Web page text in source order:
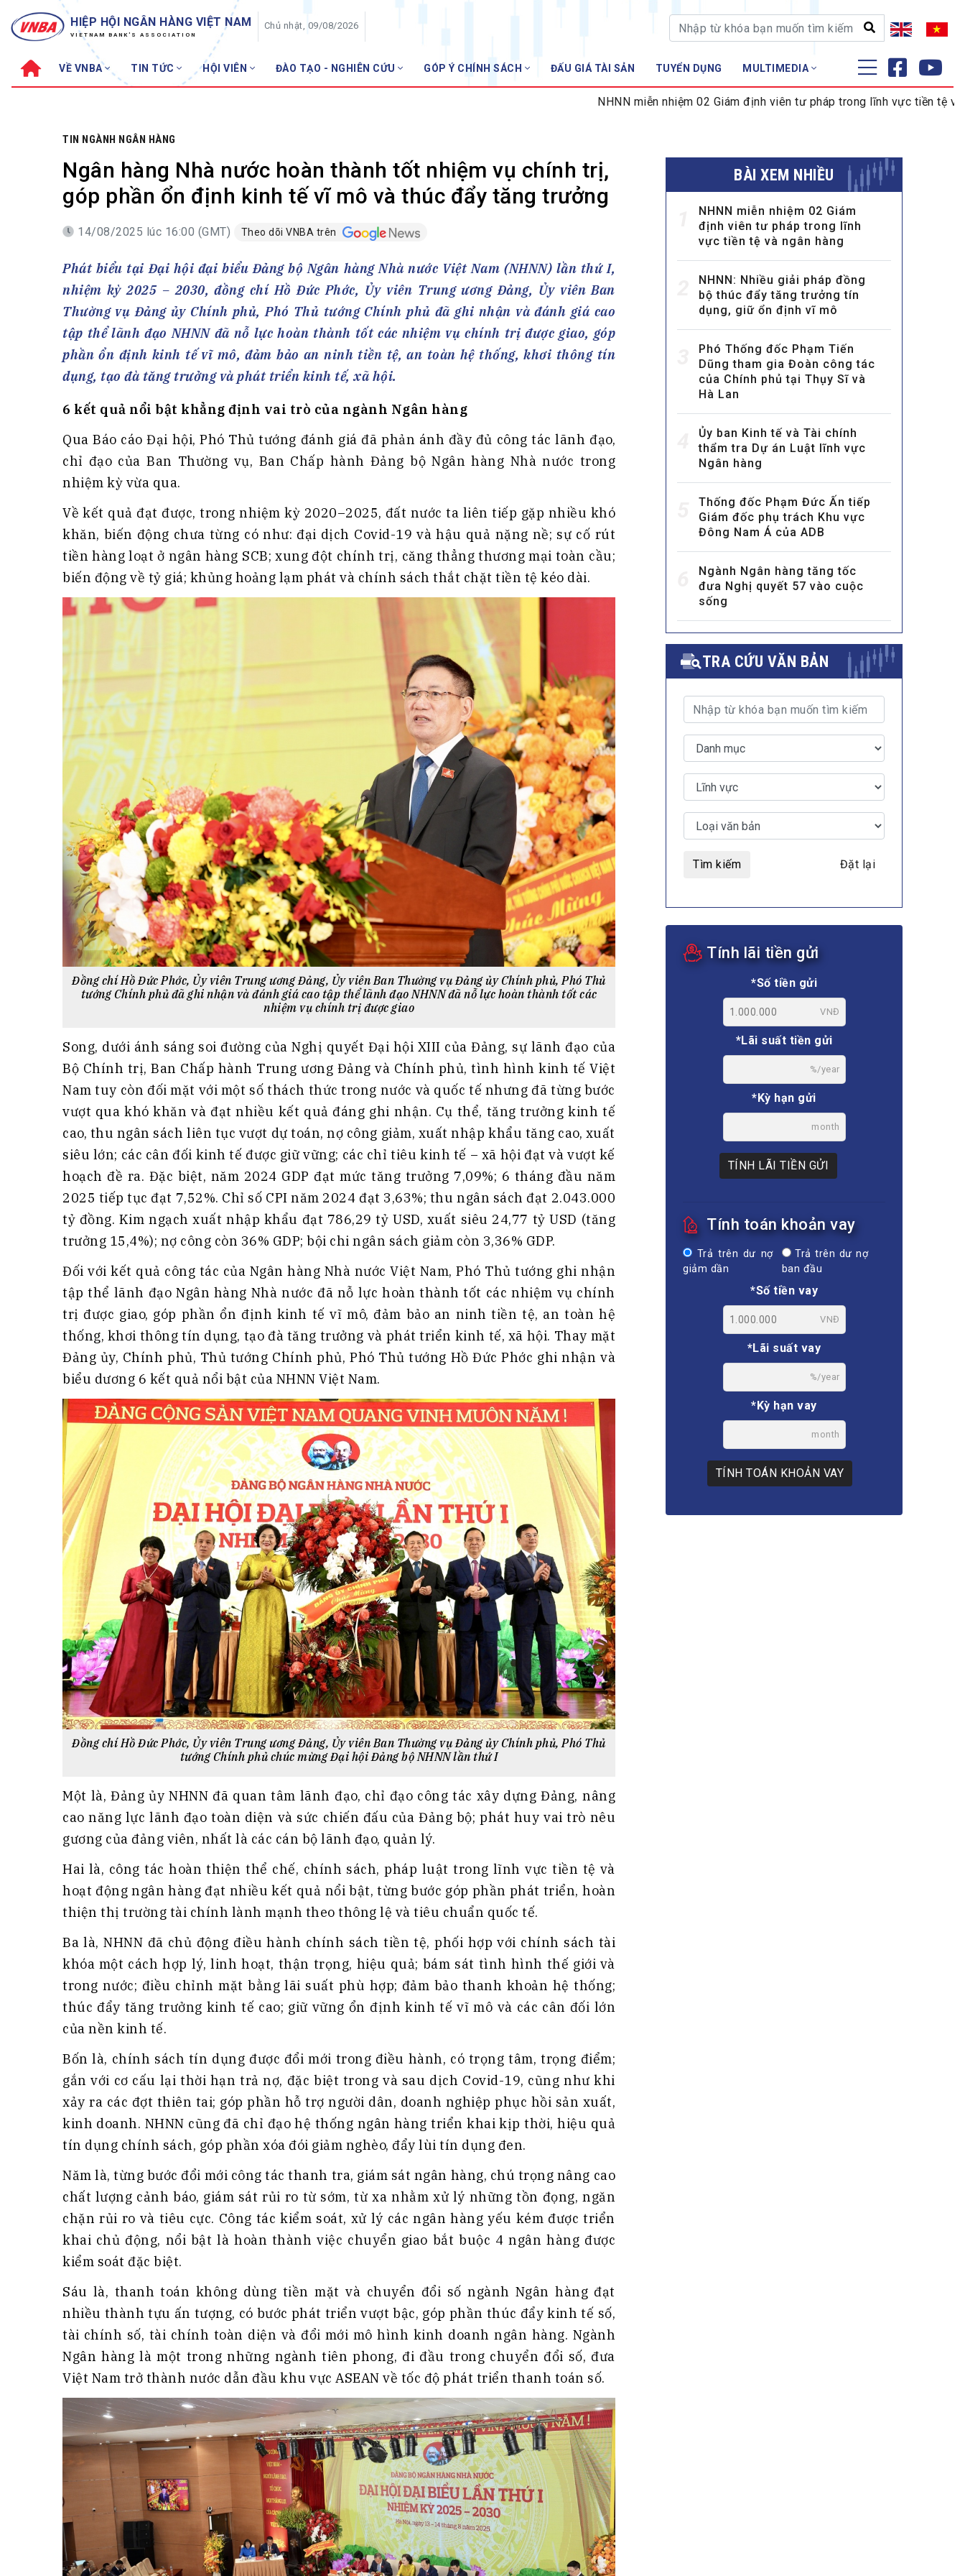
HIỆP HỘI NGÂN HÀNG VIỆT NAM
VIETNAM BANK'S ASSOCIATION
Chủ nhật, 09/08/2026
VỀ VNBA TIN TỨC HỘI VIÊN ĐÀO TẠO - NGHIÊN CỨU GÓP Ý CHÍNH SÁCH ĐẤU GIÁ TÀI SẢN TUYỂN DỤNG MULTIMEDIA
Sơ đồ tổ chức
Hội đồng Hiệp hội
Thường trực Hiệp hội
Cơ quan Thường trực
VNBA các thời kỳ
Thành tích – Giải thưởng
Bộ Chuẩn mực Đạo đức nghề nghiệp
30 năm VNBA
Bản tin Tuần VNBA
Tin ngành ngân hàng
Đào tạo
Fintech
Tài chính Tiêu dùng
Thanh toán –Thẻ
Cơ hội việc làm
GÓP Ý CHÍNH SÁCH
Tra cứu văn bản
ĐẤU GIÁ TÀI SẢN TUYỂN DỤNG
MULTIMEDIA
Video
E-magazines
Photos
NHNN miễn nhiệm 02 Giám định viên tư pháp trong lĩnh vực tiền tệ và ngân hàng
TIN NGÀNH NGÂN HÀNG
Ngân hàng Nhà nước hoàn thành tốt nhiệm vụ chính trị,
góp phần ổn định kinh tế vĩ mô và thúc đẩy tăng trưởng
14/08/2025 lúc 16:00 (GMT) Theo dõi VNBA trên
Phát biểu tại Đại hội đại biểu Đảng bộ Ngân hàng Nhà nước Việt Nam (NHNN) lần thứ I,
nhiệm kỳ 2025 – 2030, đồng chí Hồ Đức Phớc, Ủy viên Trung ương Đảng, Ủy viên Ban
Thường vụ Đảng ủy Chính phủ, Phó Thủ tướng Chính phủ đã ghi nhận và đánh giá cao
tập thể lãnh đạo NHNN đã nỗ lực hoàn thành tốt các nhiệm vụ chính trị được giao, góp
phần ổn định kinh tế vĩ mô, đảm bảo an ninh tiền tệ, an toàn hệ thống, khơi thông tín
dụng, tạo đà tăng trưởng và phát triển kinh tế, xã hội.
6 kết quả nổi bật khẳng định vai trò của ngành Ngân hàng
Qua Báo cáo Đại hội, Phó Thủ tướng đánh giá đã phản ánh đầy đủ công tác lãnh đạo,
chỉ đạo của Ban Thường vụ, Ban Chấp hành Đảng bộ Ngân hàng Nhà nước trong
nhiệm kỳ vừa qua.
Về kết quả đạt được, trong nhiệm kỳ 2020–2025, đất nước ta liên tiếp gặp nhiều khó
khăn, biến động chưa từng có như: đại dịch Covid-19 và hậu quả nặng nề; sự cố rút
tiền hàng loạt ở ngân hàng SCB; xung đột chính trị, căng thẳng thương mại toàn cầu;
biến động về tỷ giá; khủng hoảng lạm phát và chính sách thắt chặt tiền tệ kéo dài.
Đồng chí Hồ Đức Phớc, Ủy viên Trung ương Đảng, Ủy viên Ban Thường vụ Đảng ủy Chính phủ, Phó Thủ
tướng Chính phủ đã ghi nhận và đánh giá cao tập thể lãnh đạo NHNN đã nỗ lực hoàn thành tốt các
nhiệm vụ chính trị được giao
Song, dưới ánh sáng soi đường của Nghị quyết Đại hội XIII của Đảng, sự lãnh đạo của
Bộ Chính trị, Ban Chấp hành Trung ương Đảng và Chính phủ, tình hình kinh tế Việt
Nam tuy còn đối mặt với một số thách thức trong nước và quốc tế nhưng đã từng bước
vượt qua khó khăn và đạt nhiều kết quả đáng ghi nhận. Cụ thể, tăng trưởng kinh tế
cao, thu ngân sách liên tục vượt dự toán, nợ công giảm, xuất nhập khẩu tăng cao, xuất
siêu lớn; các cân đối kinh tế được giữ vững; các chỉ tiêu kinh tế – xã hội đạt và vượt kế
hoạch đề ra. Đặc biệt, năm 2024 GDP đạt mức tăng trưởng 7,09%; 6 tháng đầu năm
2025 tiếp tục đạt 7,52%. Chỉ số CPI năm 2024 đạt 3,63%; thu ngân sách đạt 2.043.000
tỷ đồng. Kim ngạch xuất nhập khẩu đạt 786,29 tỷ USD, xuất siêu 24,77 tỷ USD (tăng
trưởng 15,4%); nợ công còn 36% GDP; bội chi ngân sách giảm còn 3,36% GDP.
Đối với kết quả công tác của Ngân hàng Nhà nước Việt Nam, Phó Thủ tướng ghi nhận
tập thể lãnh đạo Ngân hàng Nhà nước đã nỗ lực hoàn thành tốt các nhiệm vụ chính
trị được giao, góp phần ổn định kinh tế vĩ mô, đảm bảo an ninh tiền tệ, an toàn hệ
thống, khơi thông tín dụng, tạo đà tăng trưởng và phát triển kinh tế, xã hội. Thay mặt
Đảng ủy, Chính phủ, Thủ tướng Chính phủ, Phó Thủ tướng Hồ Đức Phớc ghi nhận và
biểu dương 6 kết quả nổi bật của NHNN Việt Nam.
Đồng chí Hồ Đức Phớc, Ủy viên Trung ương Đảng, Ủy viên Ban Thường vụ Đảng ủy Chính phủ, Phó Thủ
tướng Chính phủ chúc mừng Đại hội Đảng bộ NHNN lần thứ I
Một là, Đảng ủy NHNN đã quan tâm lãnh đạo, chỉ đạo công tác xây dựng Đảng, nâng
cao năng lực lãnh đạo toàn diện và sức chiến đấu của Đảng bộ; phát huy vai trò nêu
gương của đảng viên, nhất là các cán bộ lãnh đạo, quản lý.
Hai là, công tác hoàn thiện thể chế, chính sách, pháp luật trong lĩnh vực tiền tệ và
hoạt động ngân hàng đạt nhiều kết quả nổi bật, từng bước góp phần phát triển, hoàn
thiện thị trường tài chính lành mạnh theo thông lệ và tiêu chuẩn quốc tế.
Ba là, NHNN đã chủ động điều hành chính sách tiền tệ, phối hợp với chính sách tài
khóa một cách hợp lý, linh hoạt, thận trọng, hiệu quả; bám sát tình hình thế giới và
trong nước; điều chỉnh mặt bằng lãi suất phù hợp; đảm bảo thanh khoản hệ thống;
thúc đẩy tăng trưởng kinh tế cao; giữ vững ổn định kinh tế vĩ mô và các cân đối lớn
của nền kinh tế.
Bốn là, chính sách tín dụng được đổi mới trong điều hành, có trọng tâm, trọng điểm;
gắn với cơ cấu lại thời hạn trả nợ, đặc biệt trong và sau dịch Covid-19, cũng như khi
xảy ra các đợt thiên tai; góp phần hỗ trợ người dân, doanh nghiệp phục hồi sản xuất,
kinh doanh. NHNN cũng đã chỉ đạo hệ thống ngân hàng triển khai kịp thời, hiệu quả
tín dụng chính sách, góp phần xóa đói giảm nghèo, đẩy lùi tín dụng đen.
Năm là, từng bước đổi mới công tác thanh tra, giám sát ngân hàng, chú trọng nâng cao
chất lượng cảnh báo, giám sát rủi ro từ sớm, từ xa nhằm xử lý những tồn đọng, ngăn
chặn rủi ro và tiêu cực. Công tác kiểm soát, xử lý các ngân hàng yếu kém được triển
khai chủ động, nổi bật là hoàn thành việc chuyển giao bắt buộc 4 ngân hàng được
kiểm soát đặc biệt.
Sáu là, thanh toán không dùng tiền mặt và chuyển đổi số ngành Ngân hàng đạt
nhiều thành tựu ấn tượng, có bước phát triển vượt bậc, góp phần thúc đẩy kinh tế số,
tài chính số, tài chính toàn diện và đổi mới mô hình kinh doanh ngân hàng. Ngành
Ngân hàng là một trong những ngành tiên phong, đi đầu trong chuyển đổi số, đưa
Việt Nam trở thành nước dẫn đầu khu vực ASEAN về tốc độ phát triển thanh toán số.
BÀI XEM NHIỀU
NHNN miễn nhiệm 02 Giám
định viên tư pháp trong lĩnh
vực tiền tệ và ngân hàng
NHNN: Nhiều giải pháp đồng
bộ thúc đẩy tăng trưởng tín
dụng, giữ ổn định vĩ mô
Phó Thống đốc Phạm Tiến
Dũng tham gia Đoàn công tác
của Chính phủ tại Thụy Sĩ và
Hà Lan
Ủy ban Kinh tế và Tài chính
thẩm tra Dự án Luật lĩnh vực
Ngân hàng
Thống đốc Phạm Đức Ấn tiếp
Giám đốc phụ trách Khu vực
Đông Nam Á của ADB
Ngành Ngân hàng tăng tốc
đưa Nghị quyết 57 vào cuộc
sống
TRA CỨU VĂN BẢN
Tìm kiếm Đặt lại
Tính lãi tiền gửi
*Số tiền gửi
VNĐ
*Lãi suất tiền gửi
%/year
*Kỳ hạn gửi
month
TÍNH LÃI TIỀN GỬI
Tính toán khoản vay
Trả trên dư nợ
giảm dần
Trả trên dư nợ
ban đầu
*Số tiền vay
VNĐ
*Lãi suất vay
%/year
*Kỳ hạn vay
month
TÍNH TOÁN KHOẢN VAY